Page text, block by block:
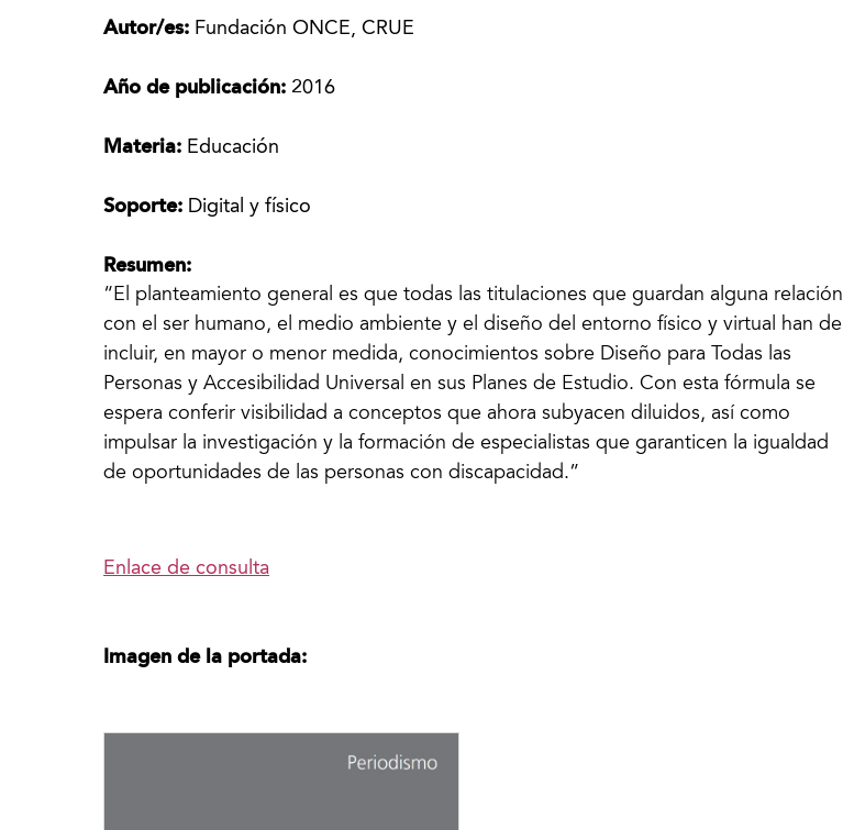
Autor/es: Fundación ONCE, CRUE
Año de publicación: 2016
Materia: Educación
Soporte: Digital y físico
Resumen:
“El planteamiento general es que todas las titulaciones que guardan alguna relación
con el ser humano, el medio ambiente y el diseño del entorno físico y virtual han de
incluir, en mayor o menor medida, conocimientos sobre Diseño para Todas las
Personas y Accesibilidad Universal en sus Planes de Estudio. Con esta fórmula se
espera conferir visibilidad a conceptos que ahora subyacen diluidos, así como
impulsar la investigación y la formación de especialistas que garanticen la igualdad
de oportunidades de las personas con discapacidad.”
Enlace de consulta
Imagen de la portada: